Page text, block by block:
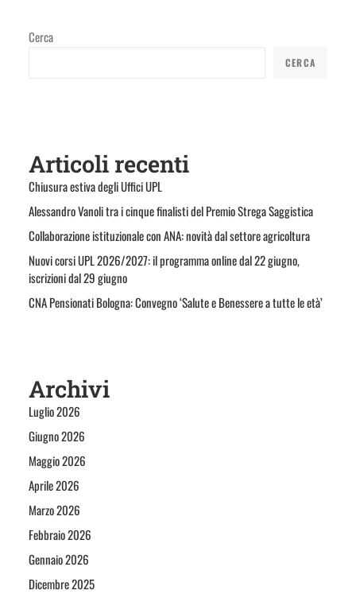
Cerca
CERCA
Articoli recenti
Chiusura estiva degli Uffici UPL
Alessandro Vanoli tra i cinque finalisti del Premio Strega Saggistica
Collaborazione istituzionale con ANA: novità dal settore agricoltura
Nuovi corsi UPL 2026/2027: il programma online dal 22 giugno,
iscrizioni dal 29 giugno
CNA Pensionati Bologna: Convegno ‘Salute e Benessere a tutte le età’
Archivi
Luglio 2026
Giugno 2026
Maggio 2026
Aprile 2026
Marzo 2026
Febbraio 2026
Gennaio 2026
Dicembre 2025